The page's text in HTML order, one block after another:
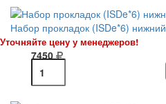
Набор прокладок (ISDe*6) нижний
Уточняйте цену у менеджеров!
7450